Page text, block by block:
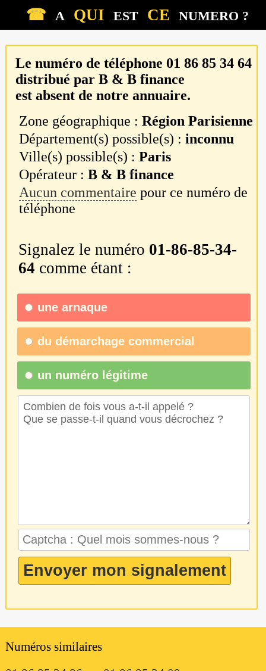
☎ A QUI EST CE NUMERO ?
Le numéro de téléphone 01 86 85 34 64
distribué par B & B finance
est absent de notre annuaire.
Zone géographique :Région Parisienne
Département(s) possible(s) :inconnu
Ville(s) possible(s) :Paris
Opérateur :B & B finance
Aucun commentaire pour ce numéro de
téléphone
Signalez le numéro 01-86-85-34-
64 comme étant :
une arnaque
du démarchage commercial
un numéro légitime
Numéros similaires